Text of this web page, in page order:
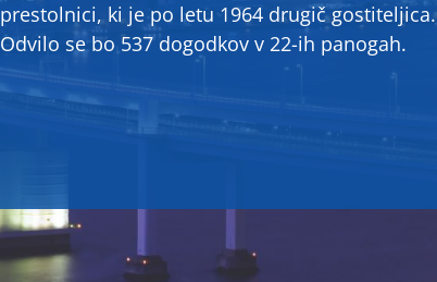
prestolnici, ki je po letu 1964 drugič gostiteljica.
Odvilo se bo 537 dogodkov v 22-ih panogah.